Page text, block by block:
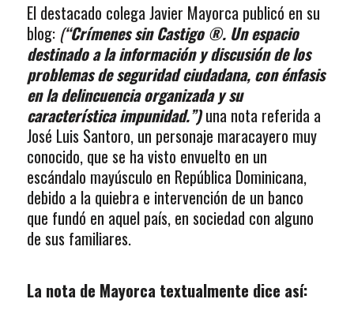
El destacado colega Javier Mayorca publicó en su
blog: (“Crímenes sin Castigo ®. Un espacio
destinado a la información y discusión de los
problemas de seguridad ciudadana, con énfasis
en la delincuencia organizada y su
característica impunidad.”)una nota referida a
José Luis Santoro, un personaje maracayero muy
conocido, que se ha visto envuelto en un
escándalo mayúsculo en República Dominicana,
debido a la quiebra e intervención de un banco
que fundó en aquel país, en sociedad con alguno
de sus familiares.
La nota de Mayorca textualmente dice así: